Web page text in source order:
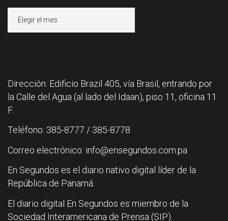
Dirección: Edificio Brazil 405, vía Brasil, entrando por
la Calle del Agua (al lado del Idaan), piso 11, oficina 11
F.
Teléfono: 385-8777 / 385-8778
Correo electrónico: info@ensegundos.com.pa
En Segundos es el diario nativo digital líder de la
República de Panamá.
El diario digital En Segundos es miembro de la
Sociedad Interamericana de Prensa (SIP).